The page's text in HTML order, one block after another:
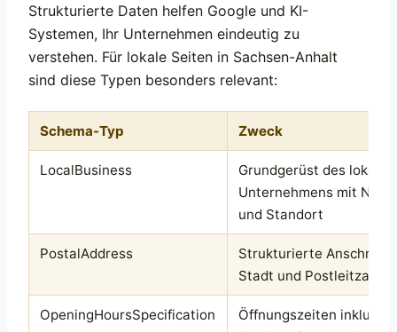
Strukturierte Daten helfen Google und KI-
Systemen, Ihr Unternehmen eindeutig zu
verstehen. Für lokale Seiten in Sachsen-Anhalt
sind diese Typen besonders relevant:
Schema-Typ Zweck
LocalBusiness
Grundgerüst des lokalen
Unternehmens mit
und Standort
PostalAddress
Strukturierte Anschrift
Stadt und Postleitzahl
OpeningHoursSpecification
Öffnungszeiten inklusive